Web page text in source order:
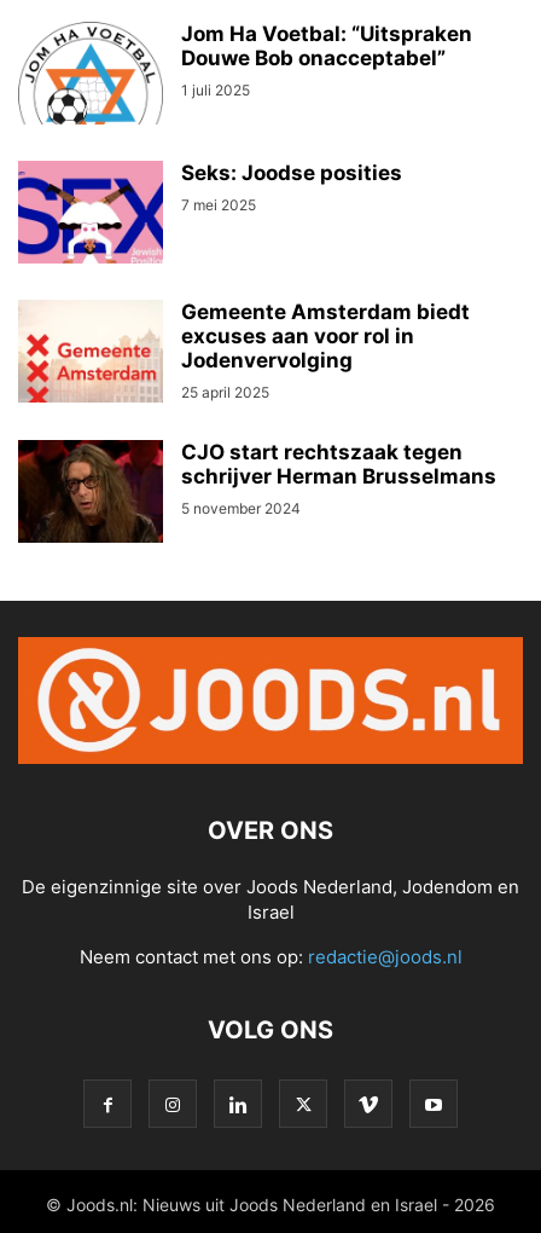
Jom Ha Voetbal: “Uitspraken
Douwe Bob onacceptabel”
1 juli 2025
Seks: Joodse posities
7 mei 2025
Gemeente Amsterdam biedt
excuses aan voor rol in
Jodenvervolging
25 april 2025
CJO start rechtszaak tegen
schrijver Herman Brusselmans
5 november 2024
OVER ONS
De eigenzinnige site over Joods Nederland, Jodendom en
Israel
Neem contact met ons op: redactie@joods.nl
VOLG ONS
© Joods.nl: Nieuws uit Joods Nederland en Israel - 2026